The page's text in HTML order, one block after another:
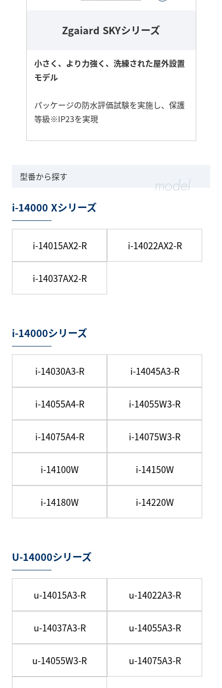
Zgaiard SKYシリーズ
小さく、より力強く、洗練された屋外設置
モデル
パッケージの防水評価試験を実施し、保護
等級※IP23を実現
型番から探す
i-14000 Xシリーズ
i-14015AX2-R i-14022AX2-R
i-14037AX2-R
i-14000シリーズ
i-14030A3-R i-14045A3-R
i-14055A4-R i-14055W3-R
i-14075A4-R i-14075W3-R
i-14100W i-14150W
i-14180W i-14220W
U-14000シリーズ
u-14015A3-R u-14022A3-R
u-14037A3-R u-14055A3-R
u-14055W3-R u-14075A3-R